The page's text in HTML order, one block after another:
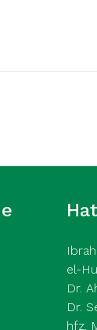
el-
Dr.
Dr.
hfz.